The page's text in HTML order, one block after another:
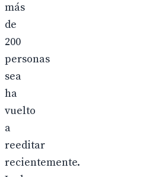
más
de
200
personas
sea
ha
vuelto
a
reeditar
recientemente.